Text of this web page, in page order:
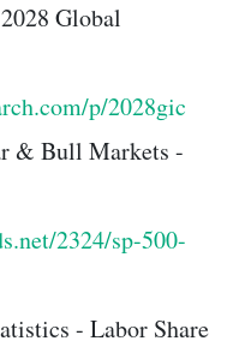
Global
p/2028gic
& Bull Markets -
2324/sp-500-
- Labor Share